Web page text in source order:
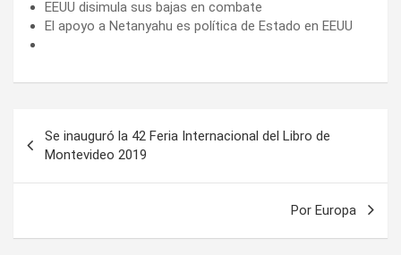
EEUU disimula sus bajas en combate
El apoyo a Netanyahu es política de Estado en EEUU
de
entradas
Se inauguró la 42 Feria Internacional del Libro de
Montevideo 2019
Por Europa